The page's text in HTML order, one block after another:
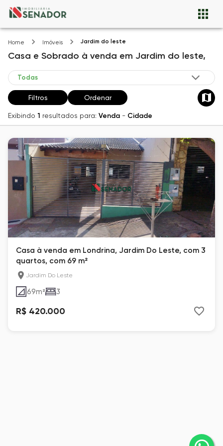
Home Imóveis Jardim do leste
Casa e Sobrado à venda em Jardim do leste,
Filtros Ordenar
Exibindo 1 resultados para: Venda - Cidade
Casa à venda em Londrina, Jardim Do Leste, com 3
quartos, com 69 m²
Jardim Do Leste
69m² 3
R$ 420.000